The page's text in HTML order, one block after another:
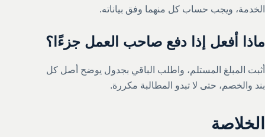
الخدمة، ويجب حساب كل منهما وفق بياناته.
ماذا أفعل إذا دفع صاحب العمل جزءًا؟
أثبت المبلغ المستلم، واطلب الباقي بجدول يوضح أصل كل
بند والخصم، حتى لا تبدو المطالبة مكررة.
الخلاصة